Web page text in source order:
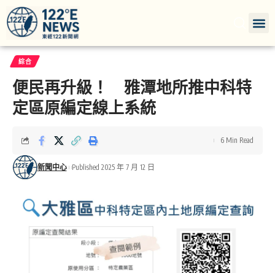
綜合
便民再升級！ 雅潭地所推中科特
定區原編定線上系統
新聞中心 Published 2025 年 7 月 12 日
6 Min Read